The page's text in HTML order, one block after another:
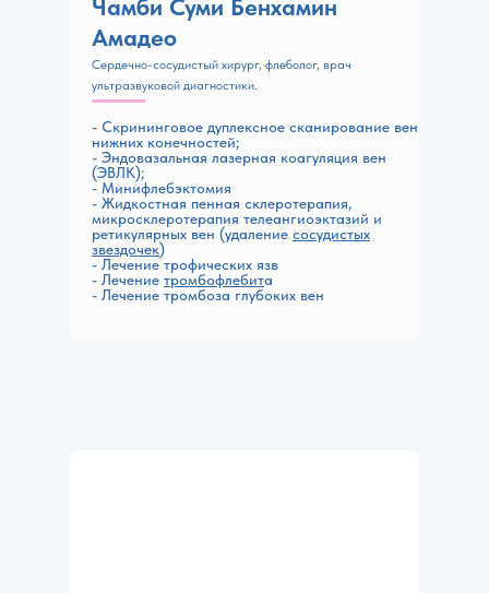
Сердечно-сосудистый хирург, флеболог, врач
ультразвуковой диагностики.
Чамби Суми Бенхамин
Амадео
- Скрининговое дуплексное сканирование вен
нижних конечностей;
- Эндовазальная лазерная коагуляция вен
(ЭВЛК);
- Минифлебэктомия
- Жидкостная пенная склеротерапия,
микросклеротерапия телеангиоэктазий и
ретикулярных вен (удаление сосудистых
звездочек)
- Лечениетрофических язв
- Лечение тромбофлебита
- Лечение тромбоза глубоких вен